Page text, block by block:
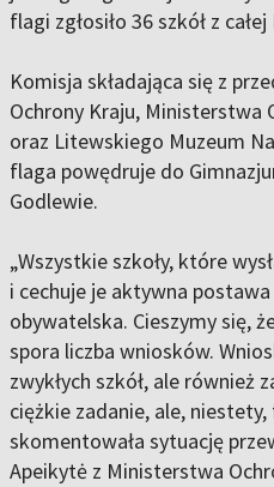
flagi zgłosiło 36 szkół z
Komisja składająca się z
Ochrony Kraju, Ministerstwa
oraz Litewskiego Muzeum
flaga powędruje do
Godlewie.
„Wszystkie szkoły, które
i cechuje je aktywna
obywatelska. Cieszymy się,
spora liczba wniosków.
zwykłych szkół, ale również
ciężkie zadanie, ale,
skomentowała sytuację
Apeikytė z Ministerstwa